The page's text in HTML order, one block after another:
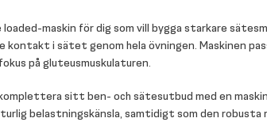
maskin för dig som vill bygga starkare
i sätet genom hela övningen. Maskinen
på gluteusmuskulaturen.
sitt ben- och sätesutbud med en
belastningskänsla, samtidigt som den robusta